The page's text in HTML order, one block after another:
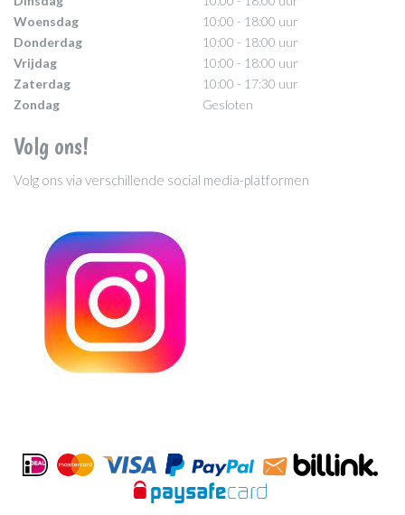
Woensdag
10:00 - 18:00 uur
Donderdag
10:00 - 18:00 uur
Vrijdag
10:00 - 18:00 uur
Zaterdag
10:00 - 17:30 uur
Zondag
Gesloten
Volg ons!
Volg ons via verschillende social media-platformen